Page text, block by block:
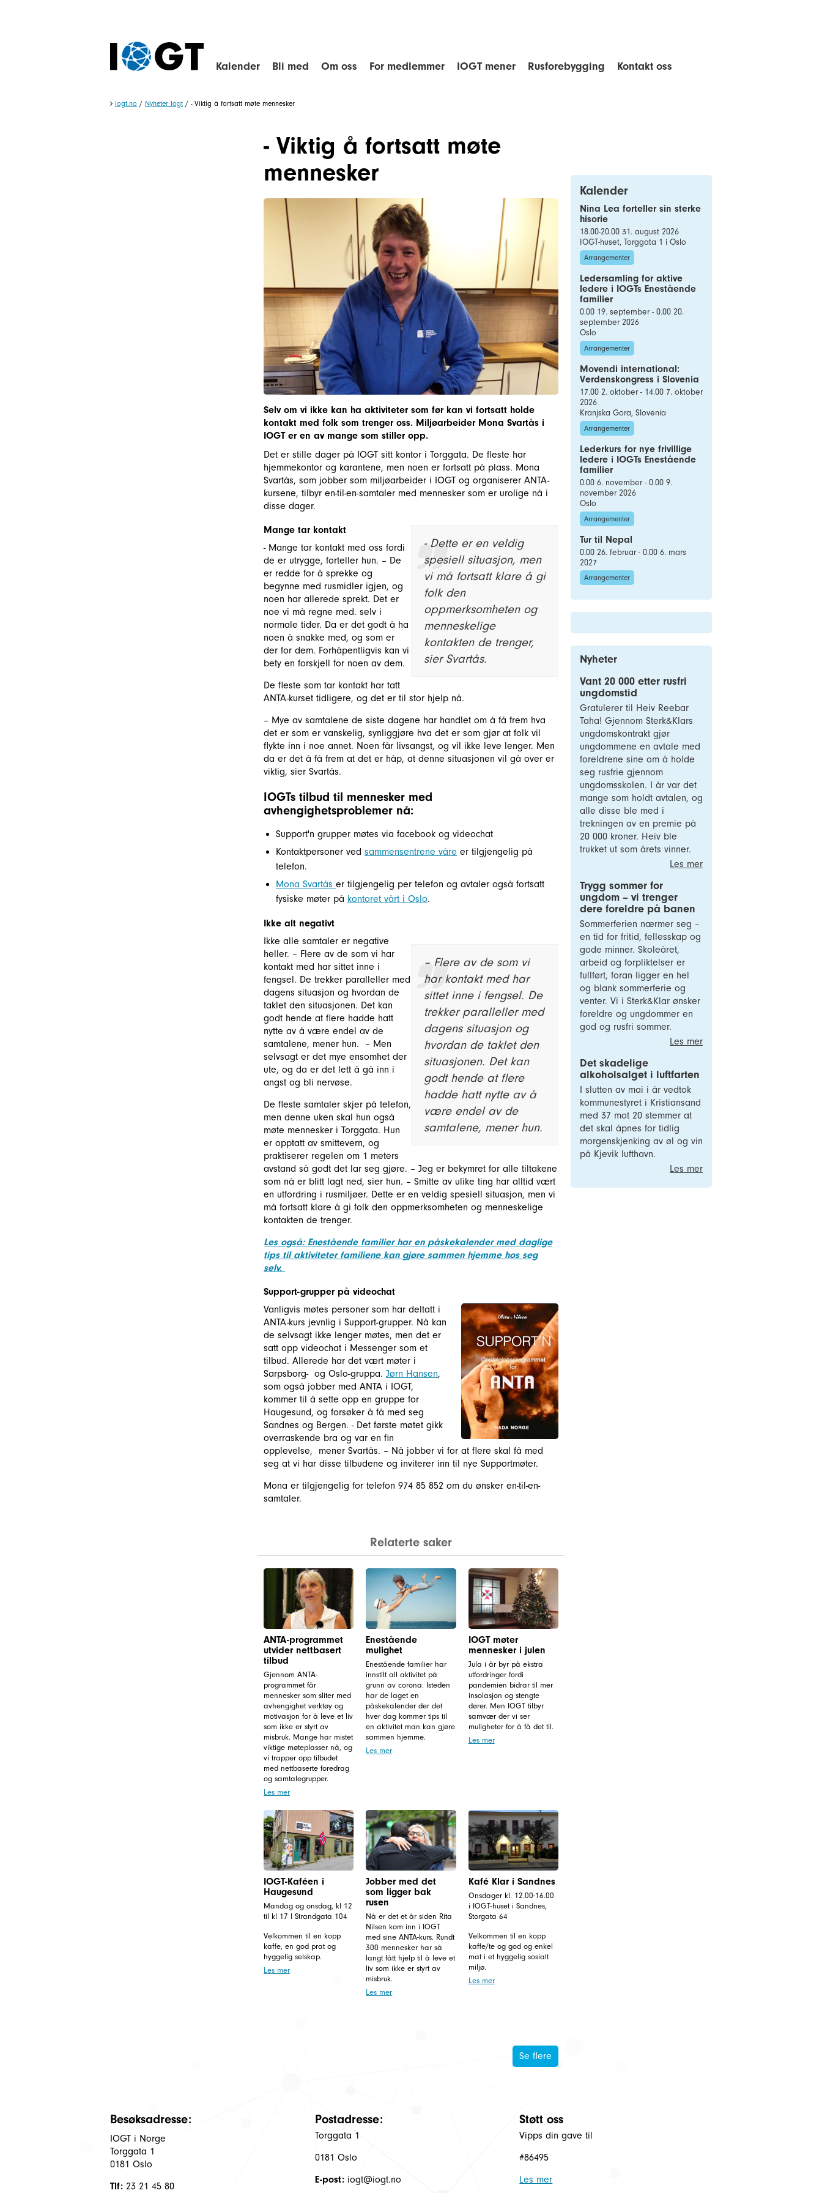
Kalender Bli med Om oss For medlemmer IOGT mener Rusforebygging Kontakt oss
Iogt.no / Nyheter Iogt / - Viktig å fortsatt møte mennesker
- Viktig å fortsatt møte
mennesker
Selv om vi ikke kan ha aktiviteter som før kan vi fortsatt holde
kontakt med folk som trenger oss. Miljøarbeider Mona Svartås i
IOGT er en av mange som stiller opp.
Det er stille dager på IOGT sitt kontor i Torggata. De fleste har
hjemmekontor og karantene, men noen er fortsatt på plass. Mona
Svartås, som jobber som miljøarbeider i IOGT og organiserer ANTA-
kursene, tilbyr en-til-en-samtaler med mennesker som er urolige nå i
disse dager.
- Dette er en veldig
spesiell situasjon, men
vi må fortsatt klare å gi
folk den
oppmerksomheten og
menneskelige
kontakten de trenger,
sier Svartås.
Mange tar kontakt
- Mange tar kontakt med oss fordi
de er utrygge, forteller hun. – De
er redde for å sprekke og
begynne med rusmidler igjen, og
noen har allerede sprekt. Det er
noe vi må regne med. selv i
normale tider. Da er det godt å ha
noen å snakke med, og som er
der for dem. Forhåpentligvis kan vi
bety en forskjell for noen av dem.
De fleste som tar kontakt har tatt
ANTA-kurset tidligere, og det er til stor hjelp nå.
– Mye av samtalene de siste dagene har handlet om å få frem hva
det er som er vanskelig, synliggjøre hva det er som gjør at folk vil
flykte inn i noe annet. Noen får livsangst, og vil ikke leve lenger. Men
da er det å få frem at det er håp, at denne situasjonen vil gå over er
viktig, sier Svartås.
IOGTs tilbud til mennesker med
avhengighetsproblemer nå:
Support'n grupper møtes via facebook og videochat
Kontaktpersoner ved sammensentrene våre er tilgjengelig på
telefon.
Mona Svartås er tilgjengelig per telefon og avtaler også fortsatt
fysiske møter på kontoret vårt i Oslo.
Ikke alt negativt
– Flere av de som vi
har kontakt med har
sittet inne i fengsel. De
trekker paralleller med
dagens situasjon og
hvordan de taklet den
situasjonen. Det kan
godt hende at flere
hadde hatt nytte av å
være endel av de
samtalene, mener hun.
Ikke alle samtaler er negative
heller. – Flere av de som vi har
kontakt med har sittet inne i
fengsel. De trekker paralleller med
dagens situasjon og hvordan de
taklet den situasjonen. Det kan
godt hende at flere hadde hatt
nytte av å være endel av de
samtalene, mener hun. – Men
selvsagt er det mye ensomhet der
ute, og da er det lett å gå inn i
angst og bli nervøse.
De fleste samtaler skjer på telefon,
men denne uken skal hun også
møte mennesker i Torggata. Hun
er opptatt av smittevern, og
praktiserer regelen om 1 meters
avstand så godt det lar seg gjøre. – Jeg er bekymret for alle tiltakene
som nå er blitt lagt ned, sier hun. – Smitte av ulike ting har alltid vært
en utfordring i rusmiljøer. Dette er en veldig spesiell situasjon, men vi
må fortsatt klare å gi folk den oppmerksomheten og menneskelige
kontakten de trenger.
Les også: Enestående familier har en påskekalender med daglige
tips til aktiviteter familiene kan gjøre sammen hjemme hos seg
selv.
Support-grupper på videochat
Vanligvis møtes personer som har deltatt i
ANTA-kurs jevnlig i Support-grupper. Nå kan
de selvsagt ikke lenger møtes, men det er
satt opp videochat i Messenger som et
tilbud. Allerede har det vært møter i
Sarpsborg- og Oslo-gruppa. Jørn Hansen,
som også jobber med ANTA i IOGT,
kommer til å sette opp en gruppe for
Haugesund, og forsøker å få med seg
Sandnes og Bergen. - Det første møtet gikk
overraskende bra og var en fin
opplevelse, mener Svartås. – Nå jobber vi for at flere skal få med
seg at vi har disse tilbudene og inviterer inn til nye Supportmøter.
Mona er tilgjengelig for telefon 974 85 852 om du ønsker en-til-en-
samtaler.
Relaterte saker
ANTA-programmet
utvider nettbasert
tilbud
Gjennom ANTA-
programmet får
mennesker som sliter med
avhengighet verktøy og
motivasjon for å leve et liv
som ikke er styrt av
misbruk. Mange har mistet
viktige møteplasser nå, og
vi trapper opp tilbudet
med nettbaserte foredrag
og samtalegrupper.
Les mer
Enestående
mulighet
Enestående familier har
innstilt all aktivitet på
grunn av corona. Isteden
har de laget en
påskekalender der det
hver dag kommer tips til
en aktivitet man kan gjøre
sammen hjemme.
Les mer
IOGT møter
mennesker i julen
Jula i år byr på ekstra
utfordringer fordi
pandemien bidrar til mer
insolasjon og stengte
dører. Men IOGT tilbyr
samvær der vi ser
muligheter for å få det til.
Les mer
IOGT-Kaféen i
Haugesund
Mandag og onsdag, kl 12
til kl 17 I Strandgata 104
Velkommen til en kopp
kaffe, en god prat og
hyggelig selskap.
Les mer
Jobber med det
som ligger bak
rusen
Nå er det et år siden Rita
Nilsen kom inn i IOGT
med sine ANTA-kurs. Rundt
300 mennesker har så
langt fått hjelp til å leve et
liv som ikke er styrt av
misbruk.
Les mer
Kafé Klar i Sandnes
Onsdager kl. 12.00-16.00
i IOGT-huset i Sandnes,
Storgata 64
Velkommen til en kopp
kaffe/te og god og enkel
mat i et hyggelig sosialt
miljø.
Les mer
Se flere
Kalender
Nina Lea forteller sin sterke
hisorie
18.00-20.00 31. august 2026
IOGT-huset, Torggata 1 i Oslo
Arrangementer
Ledersamling for aktive
ledere i IOGTs Enestående
familier
0.00 19. september - 0.00 20.
september 2026
Oslo
Arrangementer
Movendi international:
Verdenskongress i Slovenia
17.00 2. oktober - 14.00 7. oktober
2026
Kranjska Gora, Slovenia
Arrangementer
Lederkurs for nye frivillige
ledere i IOGTs Enestående
familier
0.00 6. november - 0.00 9.
november 2026
Oslo
Arrangementer
Tur til Nepal
0.00 26. februar - 0.00 6. mars
2027
Arrangementer
Nyheter
Vant 20 000 etter rusfri
ungdomstid
Gratulerer til Heiv Reebar
Taha! Gjennom Sterk&Klars
ungdomskontrakt gjør
ungdommene en avtale med
foreldrene sine om å holde
seg rusfrie gjennom
ungdomsskolen. I år var det
mange som holdt avtalen, og
alle disse ble med i
trekningen av en premie på
20 000 kroner. Heiv ble
trukket ut som årets vinner.
Les mer
Trygg sommer for
ungdom – vi trenger
dere foreldre på banen
Sommerferien nærmer seg –
en tid for fritid, fellesskap og
gode minner. Skoleåret,
arbeid og forpliktelser er
fullført, foran ligger en hel
og blank sommerferie og
venter. Vi i Sterk&Klar ønsker
foreldre og ungdommer en
god og rusfri sommer.
Les mer
Det skadelige
alkoholsalget i luftfarten
I slutten av mai i år vedtok
kommunestyret i Kristiansand
med 37 mot 20 stemmer at
det skal åpnes for tidlig
morgenskjenking av øl og vin
på Kjevik lufthavn.
Les mer
Besøksadresse:
IOGT i Norge
Torggata 1
0181 Oslo
Tlf: 23 21 45 80
Postadresse:
Torggata 1
0181 Oslo
E-post:iogt@iogt.no
Støtt oss
Vipps din gave til
#86495
Les mer